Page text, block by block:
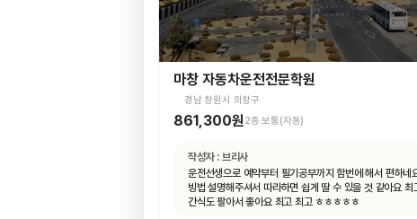
마창 자동차운전전문학원
경남 창원시 의창구
861,300원2종 보통(자동)
작성자 : 브리사
운전선생으로 예약부터 필기공부까지 함번에 해서 편하네
빙법 설명해주셔서 따라하면 쉽게 딸 수 있을 것 같아요
간식도 팔아서 좋아요 최고 최고 ㅎㅎㅎㅎㅎ